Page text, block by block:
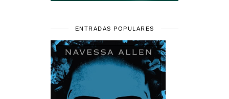
ENTRADAS POPULARES